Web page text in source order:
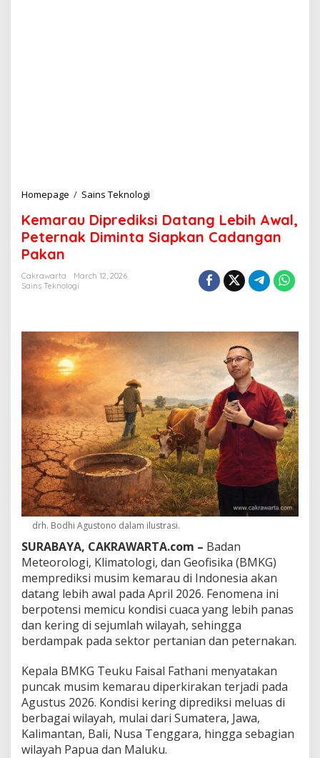
Homepage / Sains Teknologi
m
a
r
e
k
i
D
a
t
a
n
g
L
e
b
i
h
A
w
a
l
,
P
e
r
n
k
D
i
m
Kemarau Diprediksi Datang Lebih Awal,
Peternak Diminta Siapkan Cadangan
Pakan
Cakrawarta
March 12, 2026
Sains Teknologi
drh. Bodhi Agustono dalam ilustrasi.
SURABAYA, CAKRAWARTA.com – Badan
Meteorologi, Klimatologi, dan Geofisika (BMKG)
memprediksi musim kemarau di Indonesia akan
datang lebih awal pada April 2026. Fenomena ini
berpotensi memicu kondisi cuaca yang lebih panas
dan kering di sejumlah wilayah, sehingga
berdampak pada sektor pertanian dan peternakan.
Kepala BMKG Teuku Faisal Fathani menyatakan
puncak musim kemarau diperkirakan terjadi pada
Agustus 2026. Kondisi kering diprediksi meluas di
berbagai wilayah, mulai dari Sumatera, Jawa,
Kalimantan, Bali, Nusa Tenggara, hingga sebagian
wilayah Papua dan Maluku.